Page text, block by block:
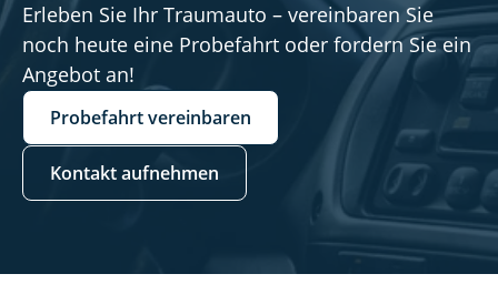
Erleben Sie Ihr Traumauto – vereinbaren Sie
noch heute eine Probefahrt oder fordern Sie ein
Angebot an!
Probefahrt vereinbaren
Kontakt aufnehmen